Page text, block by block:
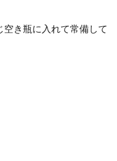
き瓶に入れて常備して